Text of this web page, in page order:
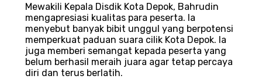
Mewakili Kepala Disdik Kota Depok, Bahrudin
mengapresiasi kualitas para peserta. Ia
menyebut banyak bibit unggul yang berpotensi
memperkuat paduan suara cilik Kota Depok. Ia
juga memberi semangat kepada peserta yang
belum berhasil meraih juara agar tetap percaya
diri dan terus berlatih.